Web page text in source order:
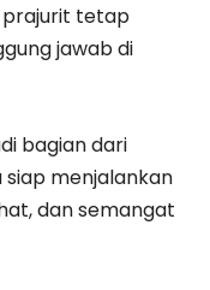
prajurit tetap
jawab di
bagian dari
menjalankan
dan semangat